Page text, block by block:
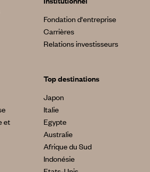
et
Fondation d'entreprise
Carrières
Relations investisseurs
Top destinations
Japon
Italie
Egypte
Australie
Afrique du Sud
Indonésie